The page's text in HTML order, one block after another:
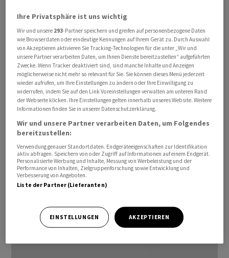
MEHR VIDEOS
anfo-02102023
Ihre Privatsphäre ist uns wichtig
Wir und unsere 293-Partner speichern und greifen auf personenbezogene Daten
wie Browserdaten oder eindeutige Kennungen auf Ihrem Gerät zu. Durch Auswahl
von Akzeptieren aktivieren Sie Tracking-Technologien für die unter „Wir und
unsere Partner verarbeiten Daten, um Ihnen Dienste bereitzustellen“ aufgeführten
Zwecke. Wenn Tracker deaktiviert sind, sind manche Inhalte und Anzeigen
möglicherweise nicht mehr so relevant für Sie. Sie können dieses Menü jederzeit
wieder aufrufen, um Ihre Einstellungen zu ändern oder Ihre Einwilligung zu
widerrufen, indem Sie auf den Link Voreinstellungen verwalten am unteren Rand
der Webseite klicken. Ihre Einstellungen gelten innerhalb unseres Website. Weitere
Informationen finden Sie in unserer Datenschutzerklärung.
Wir und unsere Partner verarbeiten Daten, um Folgendes
bereitzustellen:
Verwendung genauer Standortdaten. Endgeräteeigenschaften zur Identifikation
aktiv abfragen. Speichern von oder Zugriff auf Informationen auf einem Endgerät.
Personalisierte Werbung und Inhalte, Messung von Werbeleistung und der
Performance von Inhalten, Zielgruppenforschung sowie Entwicklung und
Verbesserung von Angeboten.
Liste der Partner (Lieferanten)
EINSTELLUNGEN AKZEPTIEREN